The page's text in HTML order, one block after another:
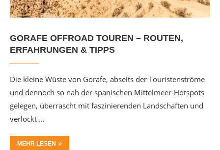
GORAFE OFFROAD TOUREN – ROUTEN,
ERFAHRUNGEN & TIPPS
Die kleine Wüste von Gorafe, abseits der Touristenströme
und dennoch so nah der spanischen Mittelmeer-Hotspots
gelegen, überrascht mit faszinierenden Landschaften und
verlockt …
MEHR LESEN